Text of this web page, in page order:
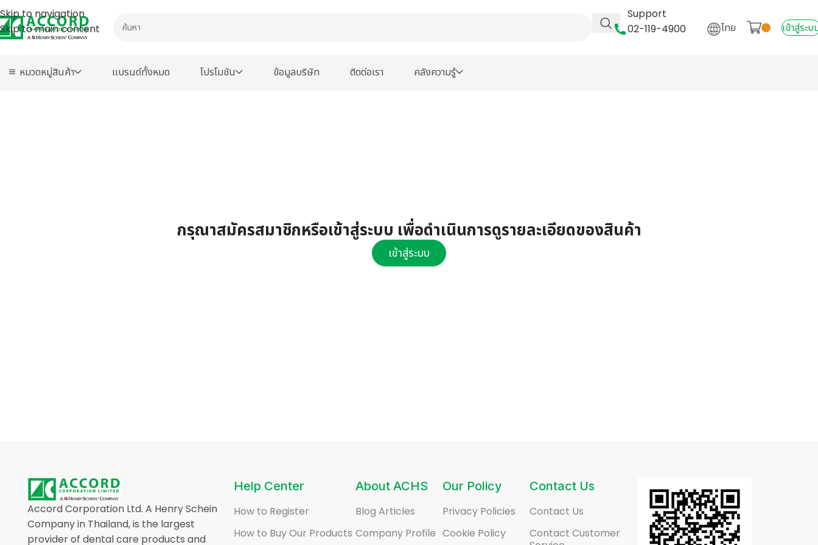
Skip to navigation
Skip to main content
Support
02-119-4900
ไทย เข้าสู่ระบ
หมวดหมู่สินค้า เเบรนด์ทั้งหมด โปรโมชัน ข้อมูลบริษัท ติดต่อเรา คลังความรู้
กรุณาสมัครสมาชิกหรือเข้าสู่ระบบ เพื่อดำเนินการดูรายละเอียดของสินค้า
เข้าสู่ระบบ
Accord Corporation Ltd. A Henry Schein
Company in Thailand, is the largest
provider of dental care products and
Help Center
How to Register
How to Buy Our Products
About ACHS
Blog Articles
Company Profile
Our Policy
Privacy Policies
Cookie Policy
Contact Us
Contact Us
Contact Customer